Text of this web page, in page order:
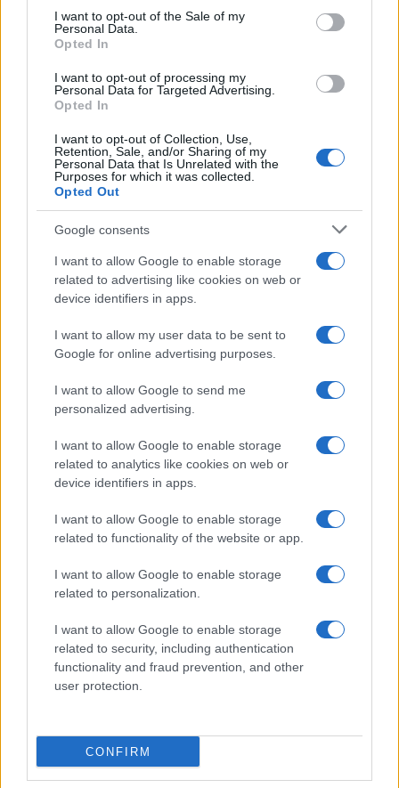
services and may gather and store information including but
not limited to your visit or usage behaviour. You may click to
grant or deny consent to Google and its third-party tags to
consent section.
I want to opt-out of the Sale of my
Personal Data.
Opted In
I want to opt-out of processing my
Personal Data for Targeted Advertising.
Opted In
I want to opt-out of Collection, Use,
Retention, Sale, and/or Sharing of my
Personal Data that Is Unrelated with the
Purposes for which it was collected.
Opted Out
Google consents
I want to allow Google to enable storage
related to advertising like cookies on web or
device identifiers in apps.
I want to allow my user data to be sent to
Google for online advertising purposes.
I want to allow Google to send me
personalized advertising.
I want to allow Google to enable storage
related to analytics like cookies on web or
device identifiers in apps.
I want to allow Google to enable storage
related to functionality of the website or app.
I want to allow Google to enable storage
related to personalization.
I want to allow Google to enable storage
related to security, including authentication
functionality and fraud prevention, and other
user protection.
CONFIRM
Non è quello di Arcugnano: il vero
anfiteatro romano del Veneto si trova
CHI
SIAMO
PARTNERSHIP E
ACCREDITAMENTI
© 2026 - VOLOSCONTATO CONSIGLI E DIARI DI VIAGGIO - P.IVA
04827280654 – TESTATA REGISTRATA AL TRIBUNALE DI NOCERA
35792 – ISCRITTA ALL’ANSO (ASSOCIAZIONE NAZIONALE STAMPA
ONLINE)
PRIVACY E NOTIFICHE
MAPPA DEL SITO